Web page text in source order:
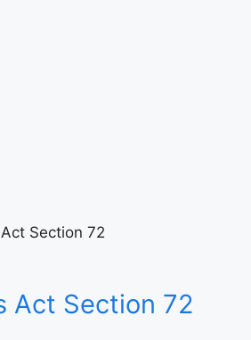
Act Section 72
Act Section 72